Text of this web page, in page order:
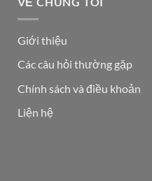
Giới thiệu
Các câu hỏi thường gặp
Chính sách và điều khoản
Liện hệ